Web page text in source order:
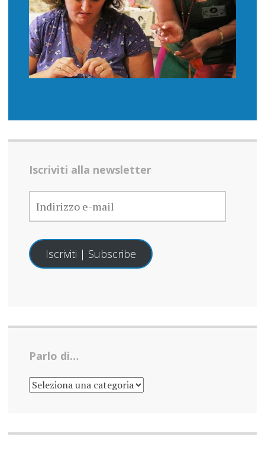
Iscriviti alla newsletter
INDIRIZZO
E-
MAIL
Iscriviti | Subscribe
Parlo di…
PARLO
DI…